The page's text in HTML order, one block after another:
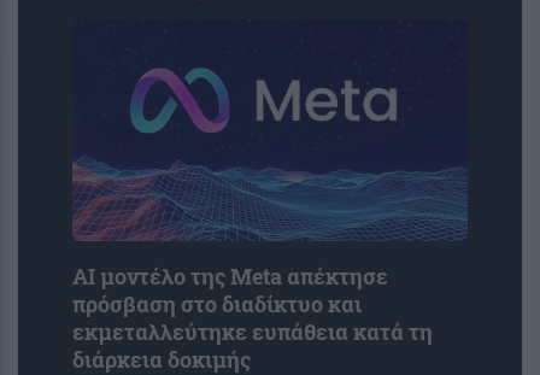
AI μοντέλο της Meta απέκτησε
πρόσβαση στο διαδίκτυο και
εκμεταλλεύτηκε ευπάθεια κατά τη
διάρκεια δοκιμής